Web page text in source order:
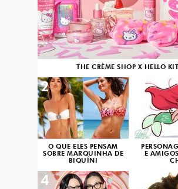
THE CRÈME SHOP X HELLO
O QUE ELES PENSAM
SOBRE MARQUINHA DE
BIQUÍNI
2
E
3
4